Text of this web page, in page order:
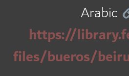
Arabic
https://
files/bueros/